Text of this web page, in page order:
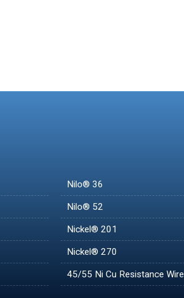
Nilo® 36
Nilo® 52
Nickel® 201
Nickel® 270
45/55 Ni Cu Resistance Wire